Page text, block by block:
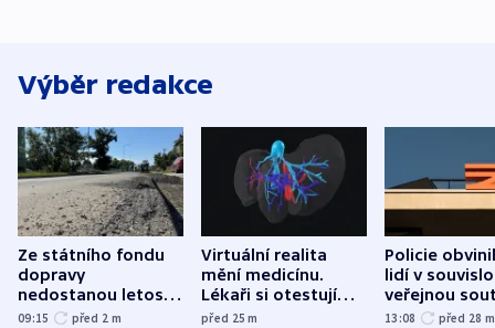
Výběr redakce
Ze státního fondu
dopravy
nedostanou letos
kraje na silnice ani
09:15 před 2 m
Virtuální realita
mění medicínu.
Lékaři si otestují
každý řez, říká
před 25m
Policie
lidí v
veřejnou
Správy
13:08 před 28 m